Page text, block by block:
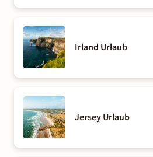
Irland Urlaub
Jersey Urlaub